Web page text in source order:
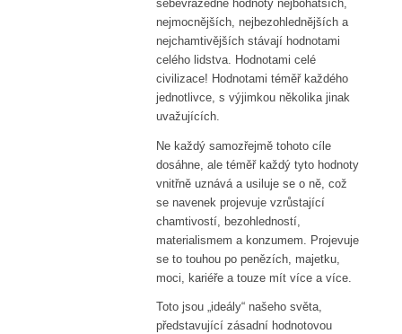
sebevražedné hodnoty nejbohatších,
nejmocnějších, nejbezohlednějších a
nejchamtivějších stávají hodnotami
celého lidstva. Hodnotami celé
civilizace! Hodnotami téměř každého
jednotlivce, s výjimkou několika jinak
uvažujících.
Ne každý samozřejmě tohoto cíle
dosáhne, ale téměř každý tyto hodnoty
vnitřně uznává a usiluje se o ně, což
se navenek projevuje vzrůstající
chamtivostí, bezohledností,
materialismem a konzumem. Projevuje
se to touhou po penězích, majetku,
moci, kariéře a touze mít více a více.
Toto jsou „ideály“ našeho světa,
představující zásadní hodnotovou